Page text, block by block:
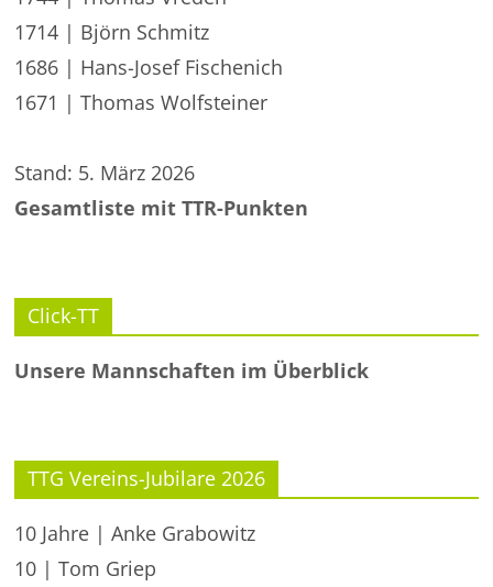
1714 | Björn Schmitz
1686 | Hans-Josef Fischenich
1671 | Thomas Wolfsteiner
Stand: 5. März 2026
Gesamtliste mit TTR-Punkten
Click-TT
Unsere Mannschaften im Überblick
TTG Vereins-Jubilare 2026
10 Jahre | Anke Grabowitz
10 | Tom Griep